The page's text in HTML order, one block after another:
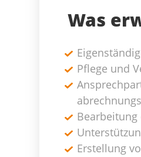
Was
Pflege und
Bearbeitung
Erstellung